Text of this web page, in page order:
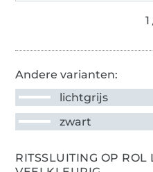
Andere varianten:
lichtgrijs
zwart
RITSSLUITING OP ROL